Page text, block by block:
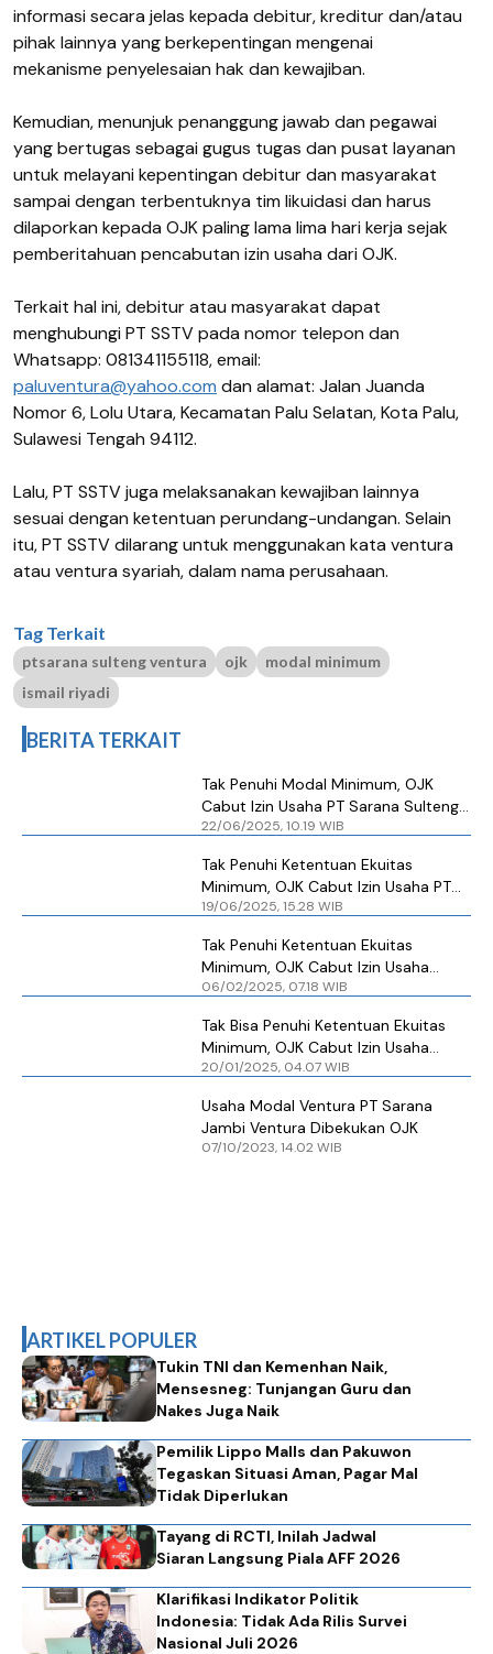
informasi secara jelas kepada debitur, kreditur dan/atau
pihak lainnya yang berkepentingan mengenai
mekanisme penyelesaian hak dan kewajiban.
Kemudian, menunjuk penanggung jawab dan pegawai
yang bertugas sebagai gugus tugas dan pusat layanan
untuk melayani kepentingan debitur dan masyarakat
sampai dengan terbentuknya tim likuidasi dan harus
dilaporkan kepada OJK paling lama lima hari kerja sejak
pemberitahuan pencabutan izin usaha dari OJK.
Terkait hal ini, debitur atau masyarakat dapat
menghubungi PT SSTV pada nomor telepon dan
Whatsapp: 081341155118, email:
paluventura@yahoo.com dan alamat: Jalan Juanda
Nomor 6, Lolu Utara, Kecamatan Palu Selatan, Kota Palu,
Sulawesi Tengah 94112.
Lalu, PT SSTV juga melaksanakan kewajiban lainnya
sesuai dengan ketentuan perundang-undangan. Selain
itu, PT SSTV dilarang untuk menggunakan kata ventura
atau ventura syariah, dalam nama perusahaan.
Tag Terkait
ptsarana sulteng ventura ojk
modal minimum
ismail riyadi
BERITA TERKAIT
Tak Penuhi Modal Minimum, OJK
Cabut Izin Usaha PT Sarana Sulteng
Ventura
22/06/2025, 10.19 WIB
Tak Penuhi Ketentuan Ekuitas
Minimum, OJK Cabut Izin Usaha PT
Sarana Sulteng Ventura
19/06/2025, 15.28 WIB
Tak Penuhi Ketentuan Ekuitas
Minimum, OJK Cabut Izin Usaha
Sarana Sulut Ventura
06/02/2025, 07.18 WIB
Tak Bisa Penuhi Ketentuan Ekuitas
Minimum, OJK Cabut Izin Usaha
Sarana Riau Ventura
20/01/2025, 04.07 WIB
Usaha Modal Ventura PT Sarana
Jambi Ventura Dibekukan OJK
07/10/2023, 14.02 WIB
ARTIKEL POPULER
Tukin TNI dan Kemenhan Naik,
Mensesneg: Tunjangan Guru dan
Nakes Juga Naik
Pemilik Lippo Malls dan Pakuwon
Tegaskan Situasi Aman, Pagar Mal
Tidak Diperlukan
Tayang di RCTI, Inilah Jadwal
Siaran Langsung Piala AFF 2026
Klarifikasi Indikator Politik
Indonesia: Tidak Ada Rilis Survei
Nasional Juli 2026